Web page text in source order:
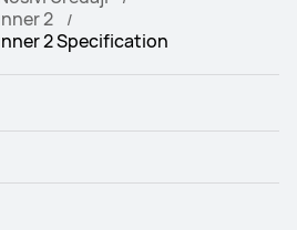
2
2 Specification